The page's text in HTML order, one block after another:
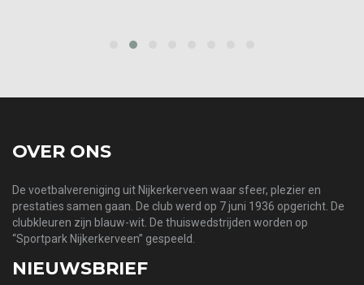
OVER ONS
De voetbalvereniging uit Nijkerkerveen waar sfeer, plezier en
prestaties samen gaan. De club werd op 7 juni 1936 opgericht. De
clubkleuren zijn blauw-wit. De thuiswedstrijden worden op
“Sportpark Nijkerkerveen” gespeeld.
NIEUWSBRIEF